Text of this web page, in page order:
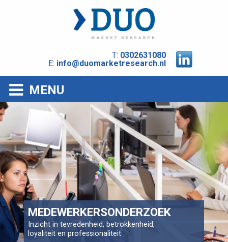
T: 0302631080
E: info@duomarketresearch.nl
MENU
MEDEWERKERSONDERZOEK
Inzicht in tevredenheid, betrokkenheid,
loyaliteit en professionaliteit